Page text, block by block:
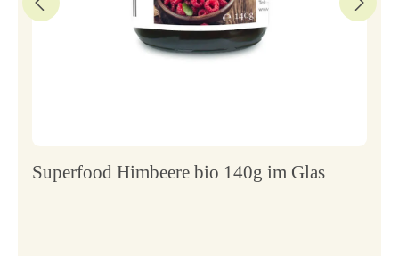
Superfood Himbeere bio 140g im Glas